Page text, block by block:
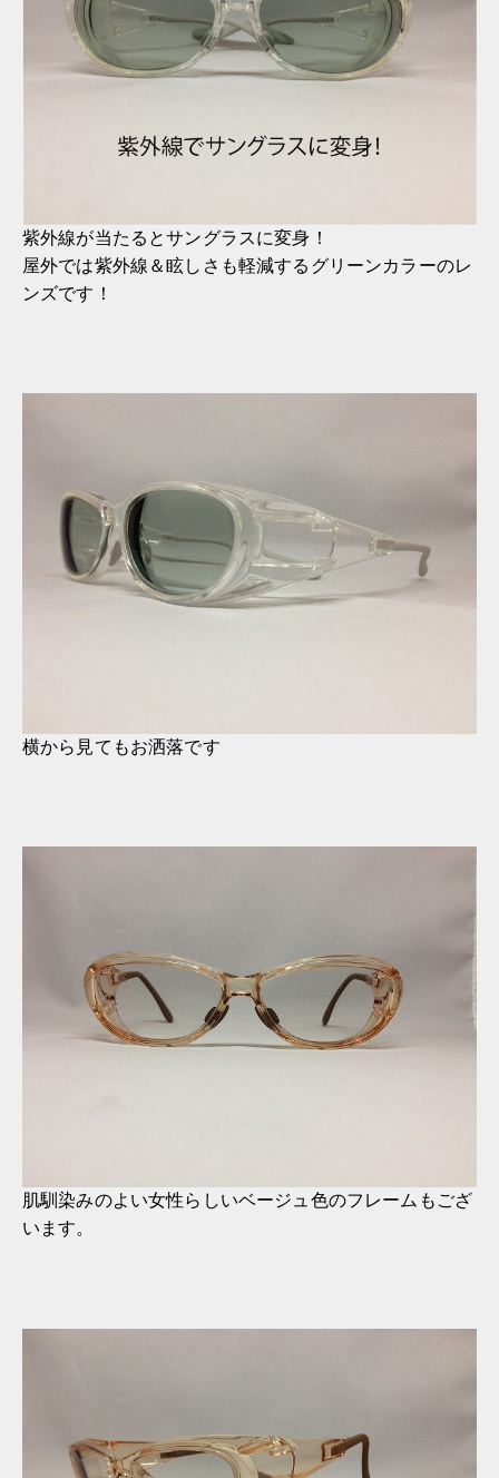
紫外線が当たるとサングラスに変身！
屋外では紫外線＆眩しさも軽減するグリーンカラーのレ
ンズです！
横から見てもお洒落です
肌馴染みのよい女性らしいベージュ色のフレームもござ
います。